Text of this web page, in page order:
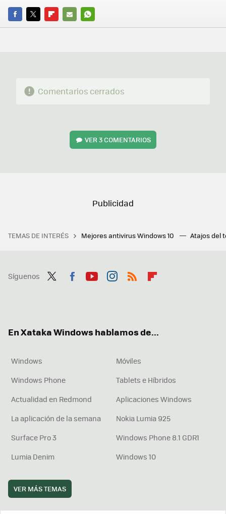
FACEBOOK
TWITTERFLIPBOARD
E-
WHATSAPP
Comentarios cerrados
VER3 COMENTARIOS
TEMAS DE INTERÉS Mejores antivirus Windows 10 Atajos del
Síguenos
En Xataka Windows hablamos de...
Windows
Móviles
Windows Phone
Tablets e Híbridos
Actualidad en Redmond
Aplicaciones Windows
La aplicación de la semana
Nokia Lumia 925
Surface Pro 3
Windows Phone 8.1 GDR1
Lumia Denim
Windows 10
VER MÁS TEMAS